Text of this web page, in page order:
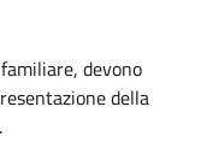
devono
della